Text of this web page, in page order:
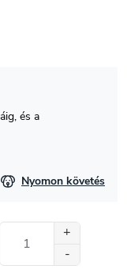
és a
Nyomon követés